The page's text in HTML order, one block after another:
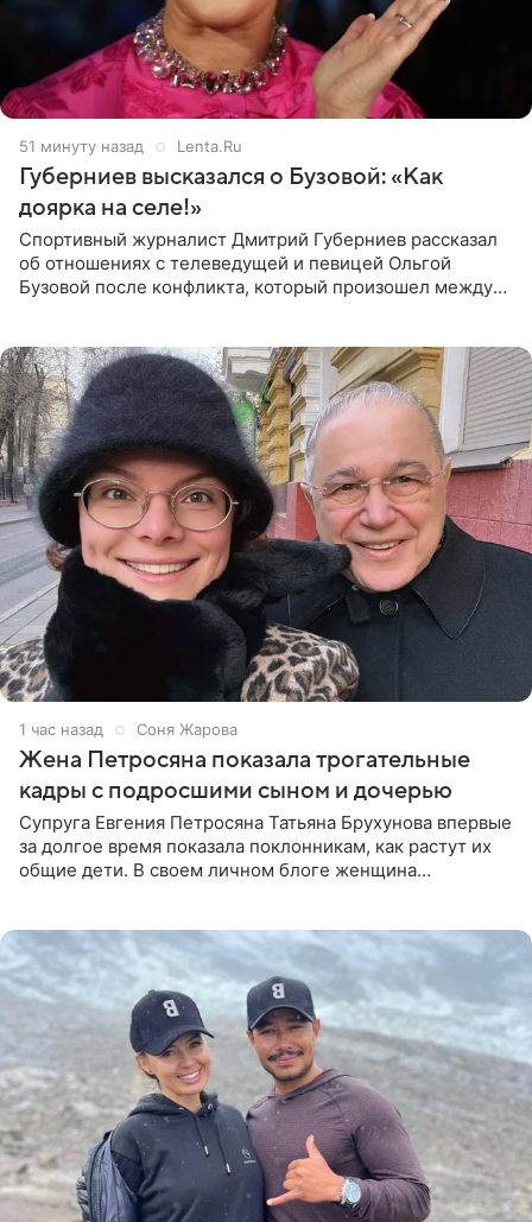
51 минуту назад Lenta.Ru
Губерниев высказался о Бузовой: «Как
доярка на селе!»
Спортивный журналист Дмитрий Губерниев рассказал
об отношениях с телеведущей и певицей Ольгой
Бузовой после конфликта, который произошел между
1 час назад Соня Жарова
Жена Петросяна показала трогательные
кадры с подросшими сыном и дочерью
Супруга Евгения Петросяна Татьяна Брухунова впервые
за долгое время показала поклонникам, как растут их
общие дети. В своем личном блоге женщина